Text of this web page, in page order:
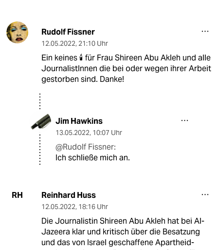
Rudolf Fissner
12.05.2022, 21:10 Uhr
Ein keines 🕯 für Frau Shireen Abu Akleh und alle
JournalistInnen die bei oder wegen ihrer Arbeit
gestorben sind. Danke!
Jim Hawkins
13.05.2022, 10:07 Uhr
@Rudolf Fissner:
Ich schließe mich an.
RH Reinhard Huss
12.05.2022, 18:16 Uhr
Die Journalistin Shireen Abu Akleh hat bei Al-
Jazeera klar und kritisch über die Besatzung
und das von Israel geschaffene Apartheid-